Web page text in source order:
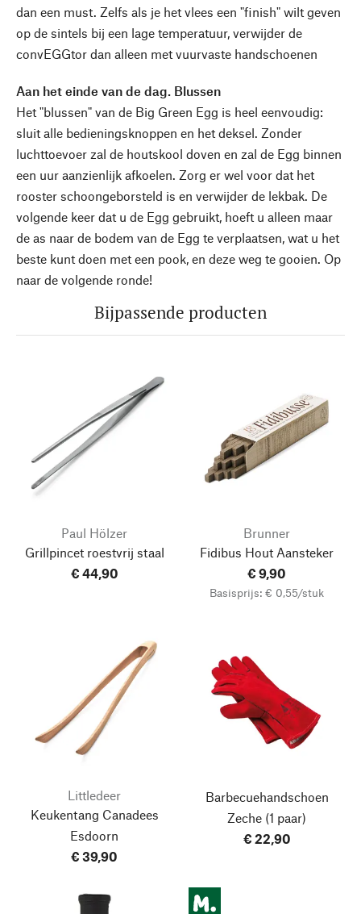
dan een must. Zelfs als je het vlees een "finish" wilt geven
op de sintels bij een lage temperatuur, verwijder de
convEGGtor dan alleen met vuurvaste handschoenen
Aan het einde van de dag. Blussen
Het "blussen" van de Big Green Egg is heel eenvoudig:
sluit alle bedieningsknoppen en het deksel. Zonder
luchttoevoer zal de houtskool doven en zal de Egg binnen
een uur aanzienlijk afkoelen. Zorg er wel voor dat het
rooster schoongeborsteld is en verwijder de lekbak. De
volgende keer dat u de Egg gebruikt, hoeft u alleen maar
de as naar de bodem van de Egg te verplaatsen, wat u het
beste kunt doen met een pook, en deze weg te gooien. Op
naar de volgende ronde!
Bijpassende producten
Paul Hölzer
Grillpincet roestvrij staal
€ 44,90
Brunner
Fidibus Hout Aansteker
€ 9,90
Basisprijs: € 0,55/stuk
Littledeer
Keukentang Canadees
Esdoorn
€ 39,90
Barbecuehandschoen
Zeche (1 paar)
€ 22,90